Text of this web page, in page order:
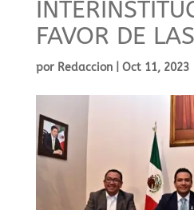
FAVOR DE
por Redaccion| Oct 11, 2023